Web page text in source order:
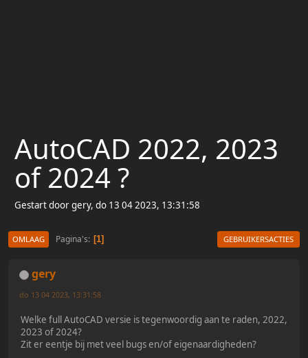
AutoCAD 2022, 2023
of 2024 ?
Gestart door gery, do 13 04 2023, 13:31:58
OMLAAG Pagina's 1 GEBRUIKERSACTIES
gery
do 13 04 2023, 13:31:58
Welke full AutoCAD versie is tegenwoordig aan te raden, 2022,
2023 of 2024?
Zit er eentje bij met veel bugs en/of eigenaardigheden?